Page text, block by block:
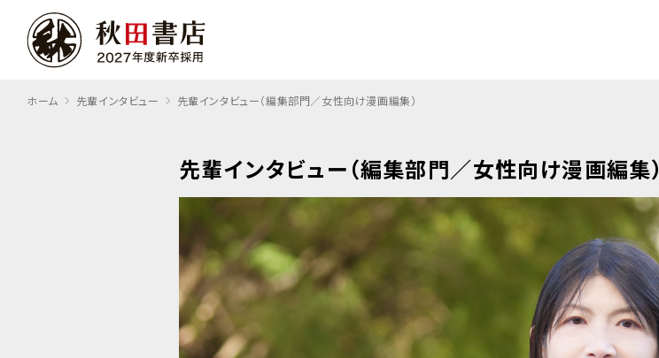
ホーム 先輩インタビュー 先輩インタビュー（編集部門／女性向け漫画編集）
先輩インタビュー （編集部門／女性向け漫画編集）